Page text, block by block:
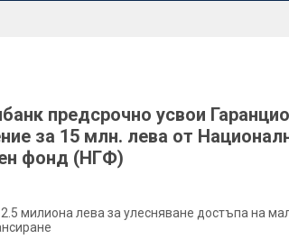
предсрочно усвои
за 15 млн. лева от
фонд (НГФ)
милиона лева за улесняване достъпа на